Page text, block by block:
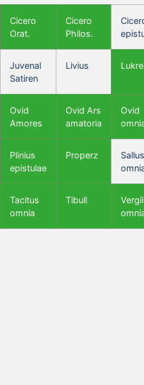
Cicero
Orat.
Cicero
Philos.
Juvenal
Satiren
Livius
Ovid
Amores
Ovid Ars
amatoria
Ovid
Plinius
epistulae
Properz
Tacitus
omnia
Tibull
Vergil